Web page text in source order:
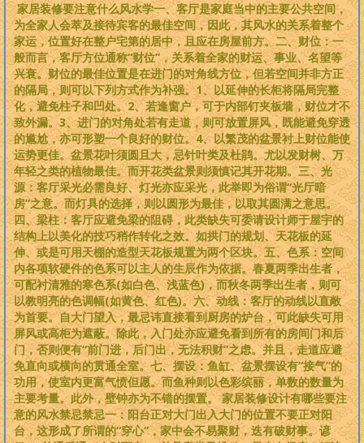
家居装修要注意什么风水学一、客厅是家庭当中的主要公共空间，
为全家人会萃及接待宾客的最佳空间，因此，其风水的关系着整个
家运，位置好在整户宅第的居中，且应在房屋前方。二、财位：一
般而言，客厅方位通称“财位”，关系着全家的财运、事业、名望等
兴衰。财位的最佳位置是在进门的对角线方位，但若空间并非方正
的隔局，则可以下列方式作为补强。1、以延伸的长柜将隔局完整
化，避免柱子和凹处。2、若逢窗户，可于内部钉夹板墙，财位才不
致外漏。3、进门的对角处若有走道，则可放置屏风，既能避免穿透
的尴尬，亦可形塑一个良好的财位。4、以繁茂的盆景衬上财位能使
运势更佳。盆景花叶须圆且大，忌针叶类及杜鹃。尤以发财树、万
年轻之类的植物最佳。而开花类盆景则须慎记其开花期。三、光
源：客厅采光必需良好、灯光亦应采光，此举即为俗谓“光厅暗
房”之意。而灯具的选择，则以圆形为最佳，以取其圆满之意思。
四、梁柱：客厅应避免梁的阻碍，此类缺失可委请设计师于屋宇的
结构上以美化的技巧稍作转化之效。如拱门的规划、天花板的延
伸、或是可用天棚的造型天花板规置为两个区块。五、色系：空间
内各项软硬件的色系可以主人的生辰作为依据。春夏两季出生者，
可配衬清雅的寒色系(如白色、浅蓝色)，而秋冬两季出生者，则可
以教明亮的色调幅(如黄色、红色)。六、动线：客厅的动线以直敞
为首要。自大门望入，最忌讳直接看到厨房的炉台，可此缺失可用
屏风或高柜为遮蔽。除此，入门处亦应避免看到所有的房间门和后
门，否则便有“前门进，后门出，无法积财”之虑。并且，走道应避
免直向或横向的贯通全室。七、摆设：鱼缸、盆景摆设有“接气”的
功用，使室内更富气愤但愿。而鱼种则以色彩缤丽，单数的数量为
主要考量。此外，壁钟亦为不错的摆置。 家居装修设计有哪些要注
意的风水禁忌禁忌一：阳台正对大门出入大门的位置不要正对阳
台，这形成了所谓的“穿心”，家中会不易聚财，迭有破财事。谚